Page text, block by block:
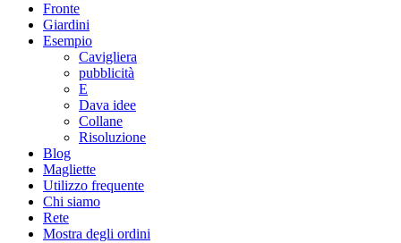
Fronte
Giardini
Esempio
Cavigliera
pubblicità
E
Dava idee
Collane
Risoluzione
Blog
Magliette
Utilizzo frequente
Chi siamo
Rete
Mostra degli ordini